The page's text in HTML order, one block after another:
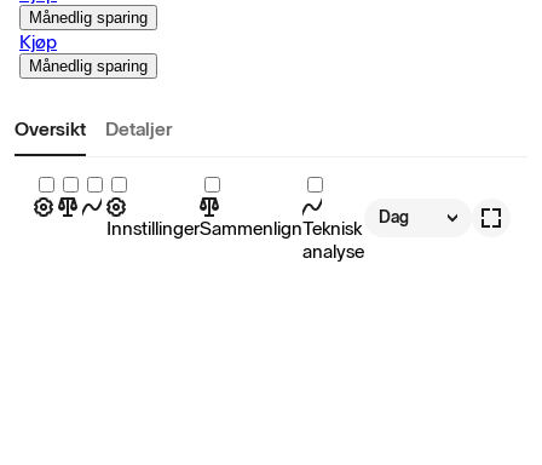
Månedlig sparing
Kjøp
Månedlig sparing
Oversikt Detaljer
InnstillingerSammenlignTeknisk
analyse
Dag